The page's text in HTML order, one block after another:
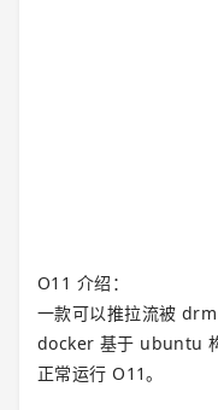
O11 介绍：
一款可以推拉流被
docker 基于 ubuntu
正常运行 O11。